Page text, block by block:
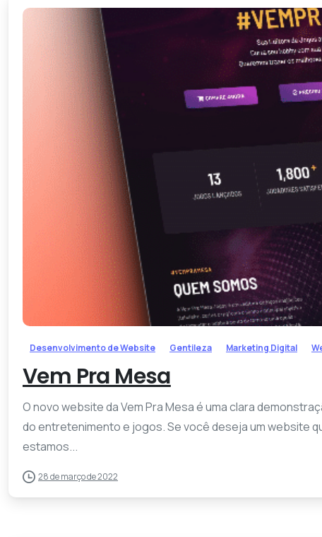
Desenvolvimento de Website Gentileza Marketing Digital
Vem Pra Mesa
O novo website da Vem Pra Mesa é uma clara
do entretenimento e jogos. Se você deseja um website
estamos...
28 de março de 2022